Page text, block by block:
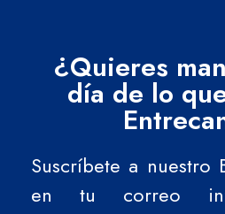
¿Quieres
día de lo
Suscríbete a nuestro
en tu correo